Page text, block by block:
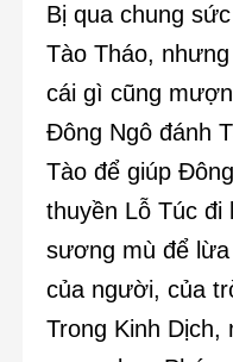
Bị qua chung
Tào Tháo,
cái gì cũng
Đông Ngô đánh
Tào để giúp
thuyền Lỗ Túc
sương mù để
của người, của
Trong Kinh Dịch,